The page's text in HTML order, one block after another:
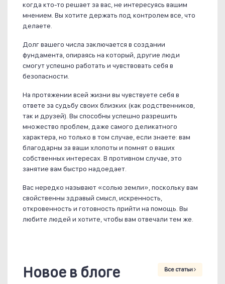
когда кто-то решает за вас, не интересуясь вашим
мнением. Вы хотите держать под контролем все, что
делаете.
Долг вашего числа заключается в создании
фундамента, опираясь на который, другие люди
смогут успешно работать и чувствовать себя в
безопасности.
На протяжении всей жизни вы чувствуете себя в
ответе за судьбу своих близких (как родственников,
так и друзей). Вы способны успешно разрешить
множество проблем, даже самого деликатного
характера, но только в том случае, если знаете: вам
благодарны за ваши хлопоты и помнят о ваших
собственных интересах. В противном случае, это
занятие вам быстро надоедает.
Вас нередко называют «солью земли», поскольку вам
свойственны здравый смысл, искренность,
откровенность и готовность прийти на помощь. Вы
любите людей и хотите, чтобы вам отвечали тем же.
Новое в блоге Все статьи